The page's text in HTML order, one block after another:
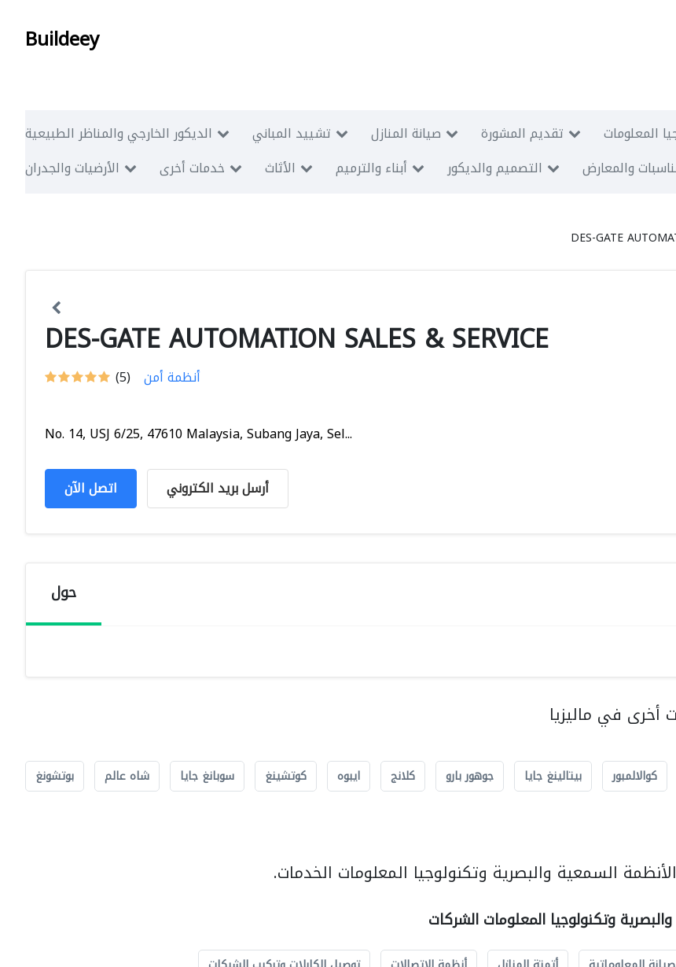
Buildeey
الديكور الخارجي والمناظر الطبيعية تشييد المباني صيانة المنازل تقديم المشورة
المعلومات
الأرضيات والجدران
خدمات أخرى الأثاث أبناء والترميم التصميم والديكور والمعارض
DES-GATE
DES-GATE AUTOMATION SALES & SERVICE
(5) أنظمة أمن
No. 14, USJ 6/25, 47610 Malaysia, Subang Jaya, Sel...
اتصل الآن أرسل بريد الكتروني
حول
في ماليزيا
كوالالمبور بيتالينغ جايا جوهور بارو كلانج ايبوه كوتشينغ سوبانغ جايا شاه عالم بوتشونغ
السمعية والبصرية وتكنولوجيا المعلومات الخدمات.
وتكنولوجيا المعلومات الشركات